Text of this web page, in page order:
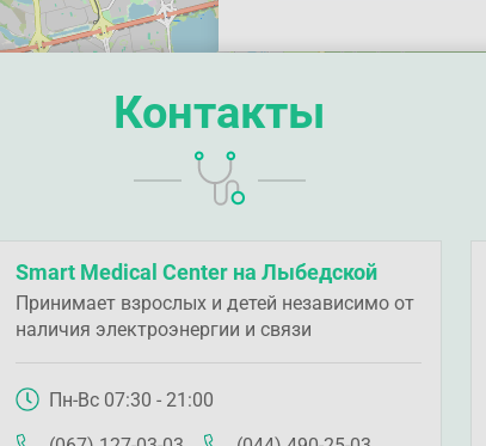
Контакты
Smart Medical Center на Лыбедской
Принимает взрослых и детей независимо от
наличия электроэнергии и связи
Пн-Вс 07:30 - 21:00